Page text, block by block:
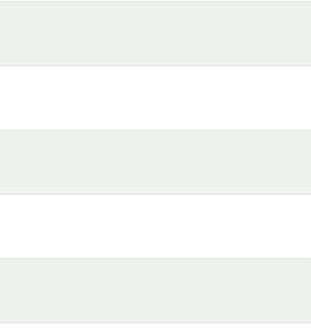
bevor Sie es verstauen. Bewahren